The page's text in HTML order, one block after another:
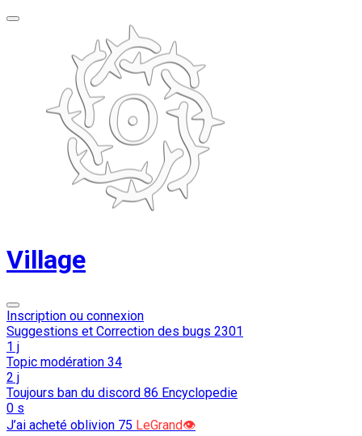
Village
Inscription ou connexion
Suggestions et Correction des bugs 2301
1 j
Topic modération 34
2 j
Toujours ban du discord 86 Encyclopedie
0 s
J’ai acheté oblivion 75 LeGrand👁️